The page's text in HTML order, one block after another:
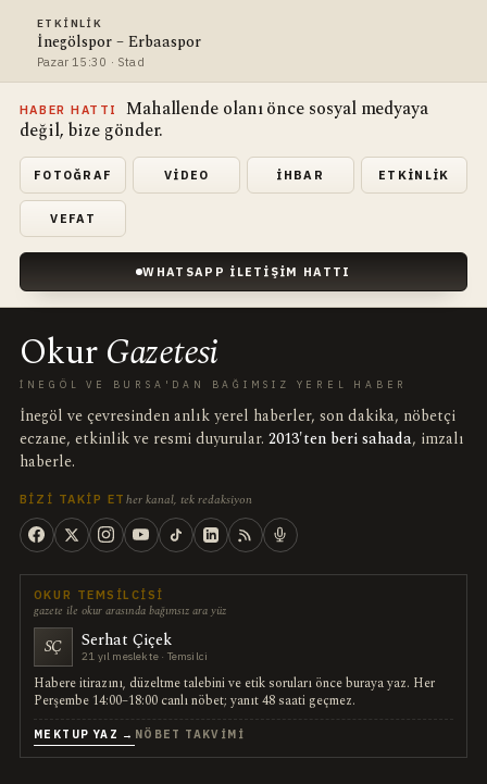
ETKINLIK
İnegölspor – Erbaaspor
Pazar 15:30 · Stad
HABER HATTI
Mahallende olanı önce sosyal medyaya
değil, bize gönder.
FOTOĞRAF VIDEO İHBAR ETKINLIK
VEFAT
WHATSAPP İLETIŞIM HATTI
OkurGazetesi
İNEGÖL VE BURSA'DAN BAĞIMSIZ YEREL HABER
İnegöl ve çevresinden anlık yerel haberler, son dakika, nöbetçi
eczane, etkinlik ve resmi duyurular. 2013'ten beri sahada, imzalı
haberle.
BIZI TAKIP ET her kanal, tek redaksiyon
OKUR TEMSILCISI
gazete ile okur arasında bağımsız ara yüz
SÇ Serhat Çiçek
21 yıl meslekte · Temsilci
Habere itirazını, düzeltme talebini ve etik soruları önce buraya yaz. Her
Perşembe 14:00–18:00 canlı nöbet; yanıt 48 saati geçmez.
MEKTUP YAZ → NÖBET TAKVIMI